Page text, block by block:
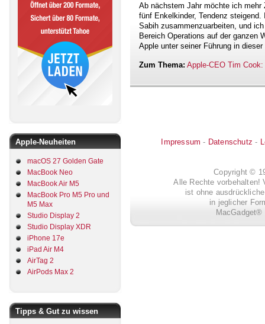
Apple-Neuheiten
macOS 27 Golden Gate
MacBook Neo
MacBook Air M5
MacBook Pro M5 Pro und
M5 Max
Studio Display 2
Studio Display XDR
iPhone 17e
iPad Air M4
AirTag 2
AirPods Max 2
Tipps & Gut zu wissen
Ab nächstem Jahr möchte ich mehr
fünf Enkelkinder, Tendenz
Sabih zusammenzuarbeiten, und
Bereich Operations auf der ganzen
Apple unter seiner Führung in
Zum Thema: Apple-CEO Tim
Impressum - Datenschutz -
Copyright ©
Alle Rechte vorbehalten!
ist ohne
in jeglicher
MacGadget®